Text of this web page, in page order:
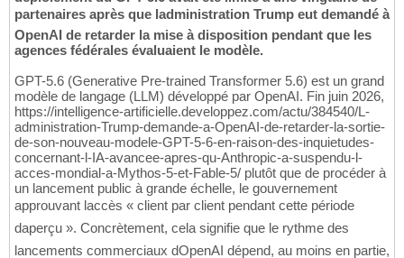
partenaires après que ladministration Trump eut demandé à
OpenAI de retarder la mise à disposition pendant que les
agences fédérales évaluaient le modèle.
GPT-5.6 (Generative Pre-trained Transformer 5.6) est un grand
modèle de langage (LLM) développé par OpenAI. Fin juin 2026,
https://intelligence-artificielle.developpez.com/actu/384540/L-
administration-Trump-demande-a-OpenAI-de-retarder-la-sortie-
de-son-nouveau-modele-GPT-5-6-en-raison-des-inquietudes-
concernant-l-IA-avancee-apres-qu-Anthropic-a-suspendu-l-
acces-mondial-a-Mythos-5-et-Fable-5/ plutôt que de procéder à
un lancement public à grande échelle, le gouvernement
approuvant laccès « client par client pendant cette période
daperçu ». Concrètement, cela signifie que le rythme des
lancements commerciaux dOpenAI dépend, au moins en partie,